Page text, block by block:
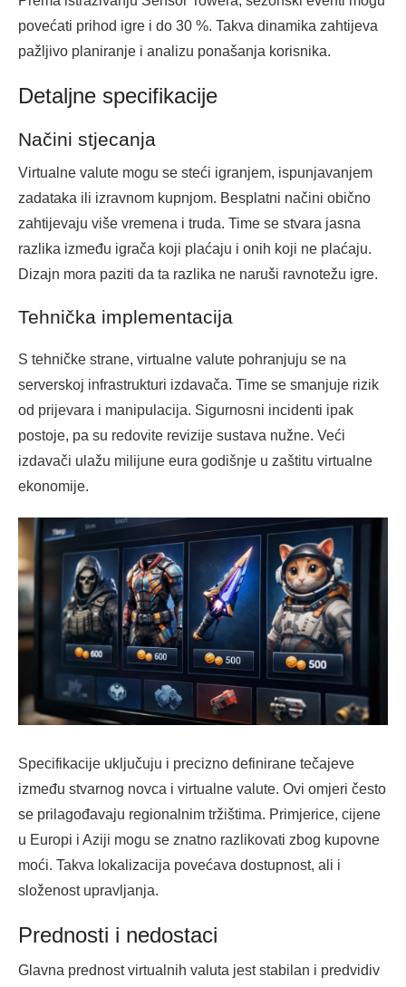
povećati prihod igre i do 30 %. Takva dinamika zahtijeva
pažljivo planiranje i analizu ponašanja korisnika.
Detaljne specifikacije
Načini stjecanja
Virtualne valute mogu se steći igranjem, ispunjavanjem
zadataka ili izravnom kupnjom. Besplatni načini obično
zahtijevaju više vremena i truda. Time se stvara jasna
razlika između igrača koji plaćaju i onih koji ne plaćaju.
Dizajn mora paziti da ta razlika ne naruši ravnotežu igre.
Tehnička implementacija
S tehničke strane, virtualne valute pohranjuju se na
serverskoj infrastrukturi izdavača. Time se smanjuje rizik
od prijevara i manipulacija. Sigurnosni incidenti ipak
postoje, pa su redovite revizije sustava nužne. Veći
izdavači ulažu milijune eura godišnje u zaštitu virtualne
ekonomije.
Specifikacije uključuju i precizno definirane tečajeve
između stvarnog novca i virtualne valute. Ovi omjeri često
se prilagođavaju regionalnim tržištima. Primjerice, cijene
u Europi i Aziji mogu se znatno razlikovati zbog kupovne
moći. Takva lokalizacija povećava dostupnost, ali i
složenost upravljanja.
Prednosti i nedostaci
Glavna prednost virtualnih valuta jest stabilan i predvidiv